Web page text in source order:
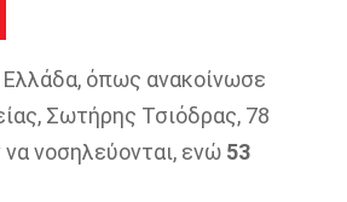
Ελλάδα, όπως ανακοίνωσε
Σωτήρης Τσιόδρας, 78
νοσηλεύονται, ενώ 53